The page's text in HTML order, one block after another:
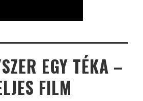
EGY TÉKA –
FILM